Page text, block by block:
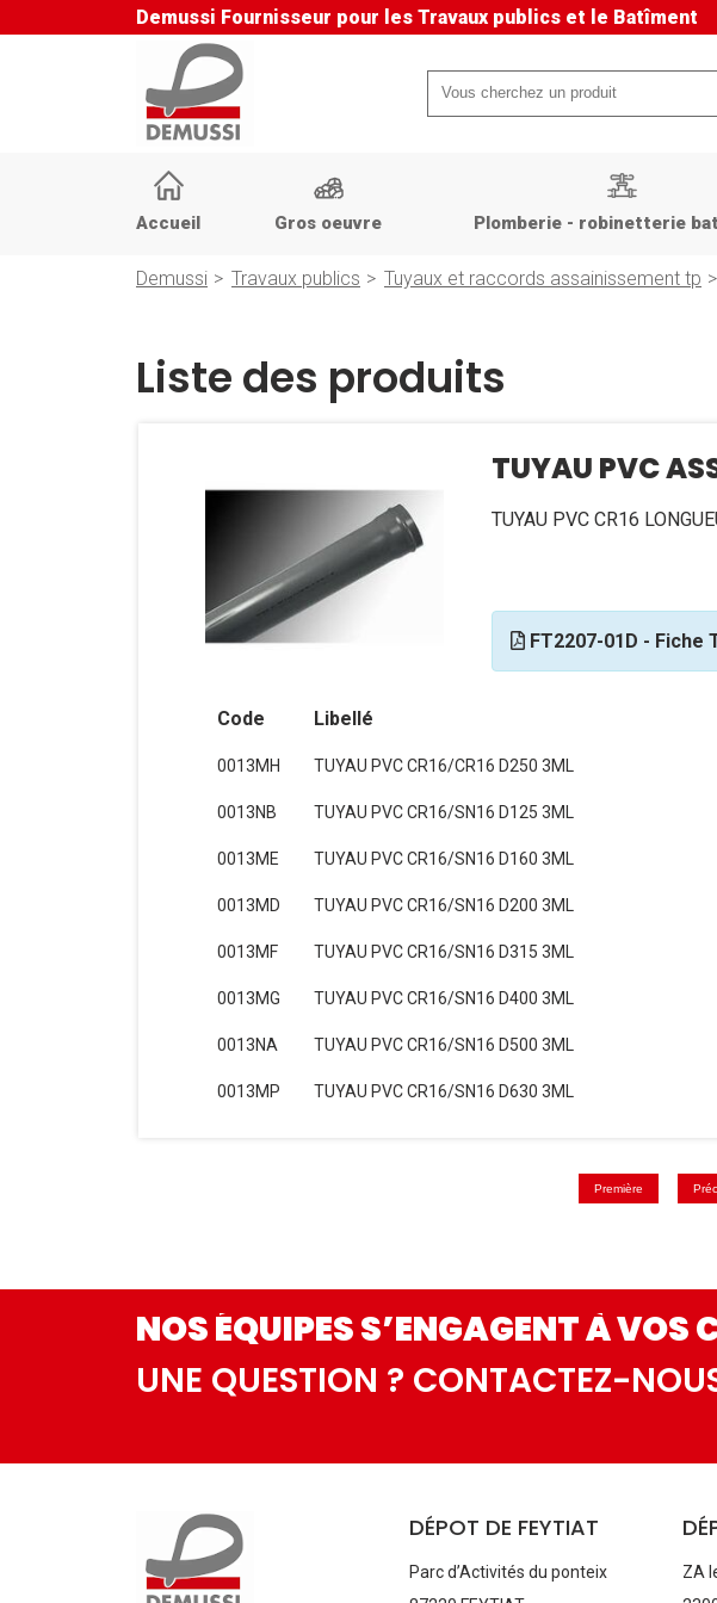
Demussi Fournisseur pour les Travaux publics et le Batîment
Mots-
clés
Aller
contenu
Accueil Gros oeuvre Plomberie - robinetterie
Demussi Travaux publics Tuyaux et raccords assainissement tp
Liste des produits
TUYAU PVC
TUYAU PVC CR16
FT2207-01D - Fiche
Code Libellé
0013MH TUYAU PVC CR16/CR16 D250 3ML
0013NB TUYAU PVC CR16/SN16 D125 3ML
0013ME TUYAU PVC CR16/SN16 D160 3ML
0013MD TUYAU PVC CR16/SN16 D200 3ML
0013MF TUYAU PVC CR16/SN16 D315 3ML
0013MG TUYAU PVC CR16/SN16 D400 3ML
0013NA TUYAU PVC CR16/SN16 D500 3ML
0013MP TUYAU PVC CR16/SN16 D630 3ML
Première
NOS ÉQUIPES S’ENGAGENT À VOS
UNE QUESTION ? CONTACTEZ-
DÉPOT DE FEYTIAT
Parc d’Activités du ponteix
ZA